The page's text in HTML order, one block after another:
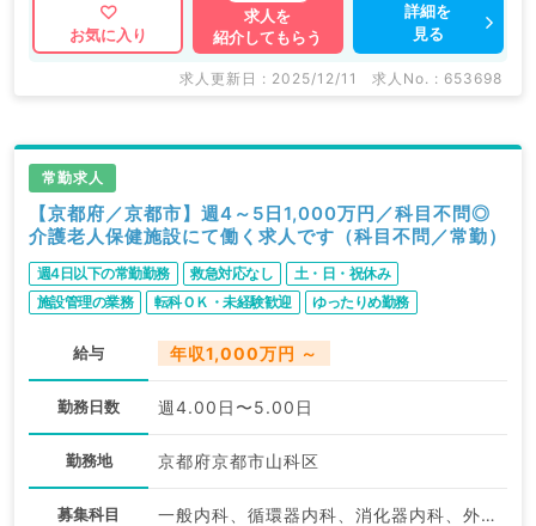
お気に入り
求人を
紹介してもらう
詳細を
見る
求人更新日 : 2025/12/11 求人No. : 653698
常勤求人
【京都府／京都市】週4～5日1,000万円／科目不問◎
介護老人保健施設にて働く求人です（科目不問／常勤）
週4日以下の常勤勤務 救急対応なし
土・日・祝休み
施設管理の業務
転科ＯＫ・未経験歓迎 ゆったりめ勤務
給与 年収1,000万円 ～
勤務日数 週4.00日〜5.00日
勤務地 京都府京都市山科区
募集科目 一般内科、循環器内科、消化器内科、外科系全般、一般外科、消化器外科、科目不問